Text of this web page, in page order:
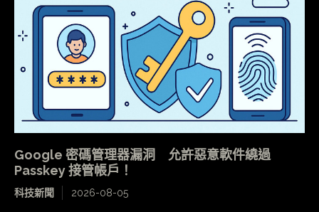
Google 密碼管理器漏洞 允許惡意軟件繞過
Passkey 接管帳戶！
科技新聞 2026-08-05